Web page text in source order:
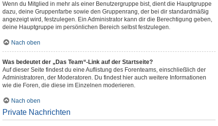
Wenn du Mitglied in mehr als einer Benutzergruppe bist, dient die Hauptgruppe
dazu, deine Gruppenfarbe sowie den Gruppenrang, der bei dir standardmäßig
angezeigt wird, festzulegen. Ein Administrator kann dir die Berechtigung geben,
deine Hauptgruppe im persönlichen Bereich selbst festzulegen.
Nach oben
Was bedeutet der „Das Team“-Link auf der Startseite?
Auf dieser Seite findest du eine Auflistung des Forenteams, einschließlich der
Administratoren, der Moderatoren. Du findest hier auch weitere Informationen
wie die Foren, die diese im Einzelnen moderieren.
Nach oben
Private Nachrichten